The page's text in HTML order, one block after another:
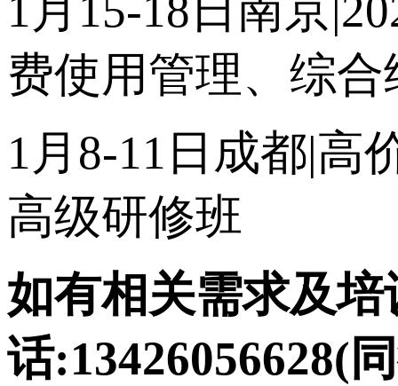
费使用管理、综
1月8-11日成都|高
高级研修班
如有相关需求及
话:13426056628(